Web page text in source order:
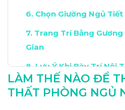
Chọn Giường Ngủ
Trang Trí Bằng
Gian
Lưu Ý Khi Bày Trí Nội
Kết Luận: Tạo Nên
LÀM THẾ NÀO ĐỂ
THẤT PHÒNG NGỦ